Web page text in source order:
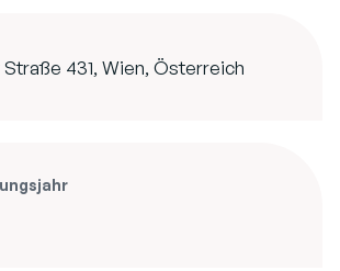
Straße 431, Wien, Österreich